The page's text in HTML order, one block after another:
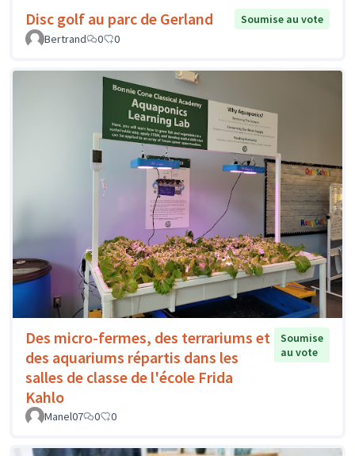
Disc golf au parc de Gerland
Soumise au vote
Bertrand
0 0
Des micro-fermes, des terrariums et
des aquariums répartis dans les
salles de classe de l'école Frida
Kahlo
Soumise
au vote
Manel07 0 0